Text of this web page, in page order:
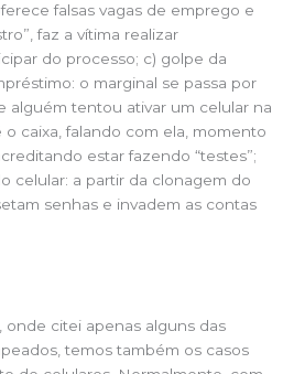
falsas vagas de emprego e
faz a vítima realizar
do processo; c) golpe da
o marginal se passa por
alguém tentou ativar um celular na
caixa, falando com ela, momento
estar fazendo “testes”;
celular: a partir da clonagem do
senhas e invadem as contas
citei apenas alguns das
temos também os casos